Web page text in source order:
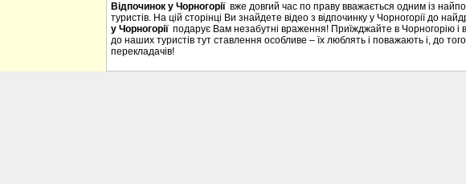
Відпочинок у Чорногорії вже довгий час по праву вважається одним із
туристів. На цій сторінці Ви знайдете відео з відпочинку у Чорногорії до
у Чорногоріїподарує Вам незабутні враження! Приїжджайте в Чорногорію і
до наших туристів тут ставлення особливе – їх люблять і поважають і, до
перекладачів!